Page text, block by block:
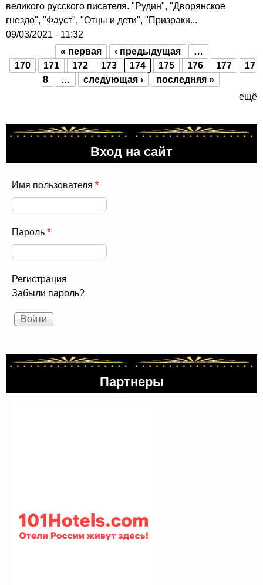
великого русского писателя. "Рудин", "Дворянское
гнездо", "Фауст", "Отцы и дети", "Призраки...
09/03/2021 - 11:32
Страницы
« первая ‹ предыдущая
…
170
171 172 173 174 175 176 177
17
8
… следующая ›
последняя »
ещё
Вход на сайт
Имя пользователя *
Пароль *
Регистрация
Забыли пароль?
Партнеры